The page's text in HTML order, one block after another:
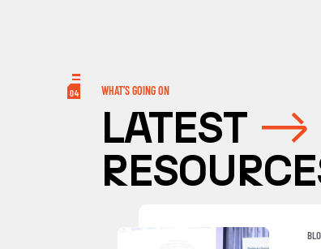
04 WHAT’S GOING ON
LATEST